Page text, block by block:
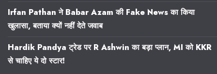
Irfan Pathan ने Babar Azam की Fake News का किया
खुलासा, बताया क्यों नहीं देते जवाब
Hardik Pandya ट्रेड पर R Ashwin का बड़ा प्लान, MI को KKR
से चाहिए ये दो स्टार!